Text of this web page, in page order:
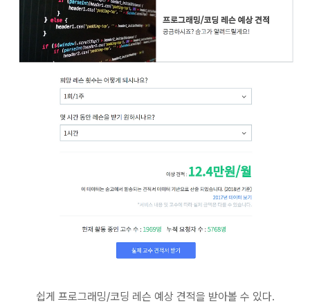
쉽게 프로그래밍/코딩 레슨 예상 견적을 받아볼 수 있다.